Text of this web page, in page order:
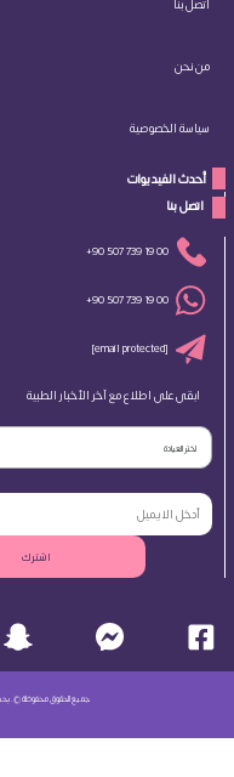
اتصل بنا
من نحن
سياسة الخصوصية
أحدث الفيديوات
اتصل بنا
+90 507 739 19 00
+90 507 739 19 00
[email protected]
ابقى على اطلاع مع آخر الأخبار الطبية
اختر العيادة
اشترك
جميع الحقوق محفوظة ©. بحب